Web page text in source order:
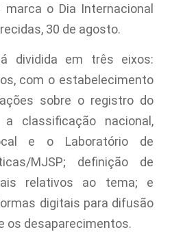
marca o Dia Internacional
30 de agosto.
dividida em três eixos:
com o estabelecimento
sobre o registro do
classificação nacional,
e o Laboratório de
MJSP; definição de
relativos ao tema; e
digitais para difusão
os desaparecimentos.